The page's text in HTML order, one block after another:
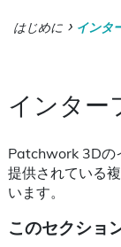
はじめに インタ
インター
Patchwork 3Dの
提供されている
います。
このセクショ